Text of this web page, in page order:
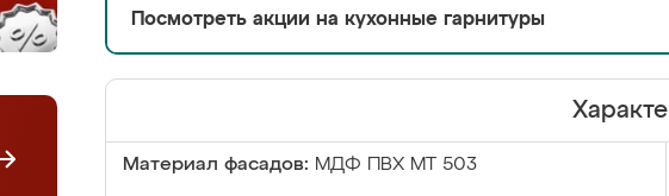
Посмотреть акции на кухонные гарнитуры
Материал фасадов: МДФ ПВХ МТ 503